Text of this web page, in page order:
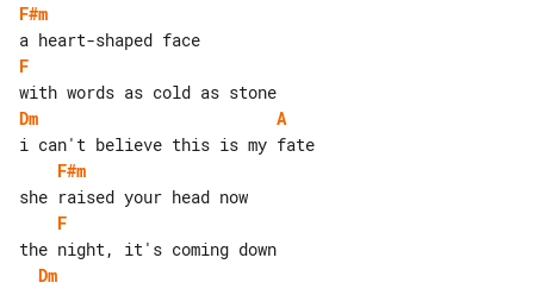
F#m
F
Dm
A
F#m
F
Dm